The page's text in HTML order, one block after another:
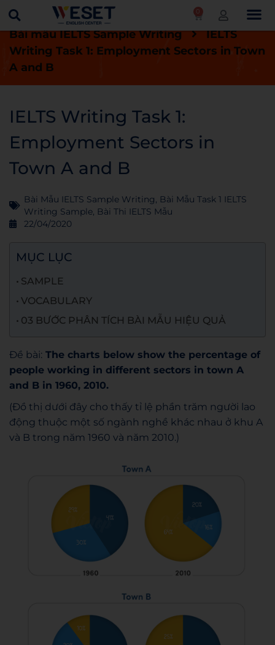
0
Trang chủ Blog
Bài thi IELTS mẫu
Bài mẫu IELTS Sample Writing
IELTS
Writing Task 1: Employment Sectors in Town
A and B
IELTS Writing Task 1:
Employment Sectors in
Town A and B
Bài Mẫu IELTS Sample Writing, Bài Mẫu Task 1 IELTS
Writing Sample, Bài Thi IELTS Mẫu
22/04/2020
MỤC LỤC
SAMPLE
VOCABULARY
03 BƯỚC PHÂN TÍCH BÀI MẪU HIỆU QUẢ
Đề bài: The charts below show the percentage of
people working in different sectors in town A
and B in 1960, 2010.
(Đồ thị dưới đây cho thấy tỉ lệ phần trăm người lao
động thuộc một số ngành nghề khác nhau ở khu A
và B trong năm 1960 và năm 2010.)